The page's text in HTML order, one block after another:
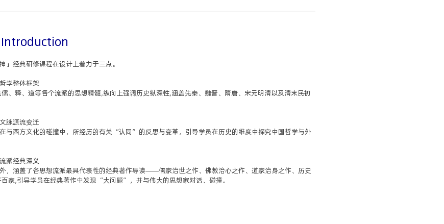
Introduction
经典研修课程在设计上着力于三点。
学整体框架
、释、道等各个流派的思想精髓,纵向上强调历史纵深性,涵盖先秦、魏晋、隋唐、宋元明清以及清末民初
脉源流变迁
与西方文化的碰撞中，所经历的有关“认同”的反思与变革，引导学员在历史的维度中探究中国哲学与外
派经典深义
，涵盖了各思想流派最具代表性的经典著作导读——儒家治世之作、佛教治心之作、道家治身之作、历史
家,引导学员在经典著作中发现“大问题”，并与伟大的思想家对话、碰撞。